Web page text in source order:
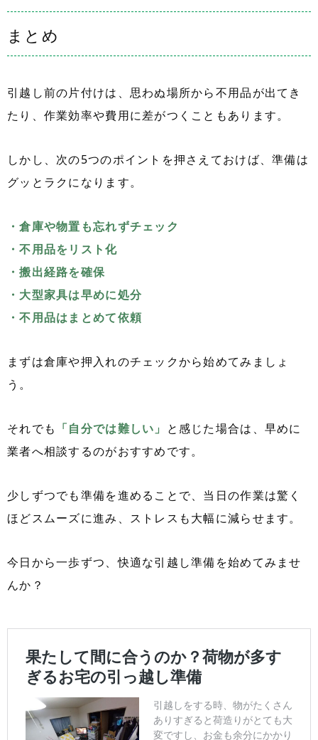
まとめ
引越し前の片付けは、思わぬ場所から不用品が出てき
たり、作業効率や費用に差がつくこともあります。
しかし、次の5つのポイントを押さえておけば、準備は
グッとラクになります。
・倉庫や物置も忘れずチェック
・不用品をリスト化
・搬出経路を確保
・大型家具は早めに処分
・不用品はまとめて依頼
まずは倉庫や押入れのチェックから始めてみましょ
う。
それでも 「自分では難しい」 と感じた場合は、早めに
業者へ相談するのがおすすめです。
少しずつでも準備を進めることで、当日の作業は驚く
ほどスムーズに進み、ストレスも大幅に減らせます。
今日から一歩ずつ、快適な引越し準備を始めてみませ
んか？